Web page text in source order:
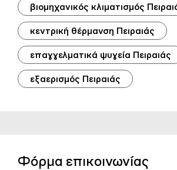
βιομηχανικός κλιματισμός
κεντρική θέρμανση Πειραιάς
επαγγελματικά ψυγεία Πειραιάς
εξαερισμός Πειραιάς
Φόρμα επικοινωνίας